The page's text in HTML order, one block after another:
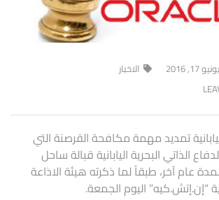
17, 2016
الاخبار
تمديد مهمة مكافحة القرصنة التي
الذاتي البحرية اليابانية قبالة ساحل
عام آخر، طبقاً لما ذكرته هيئة الاذاعة
“إن.إتش.كيه” اليوم الجمعة.